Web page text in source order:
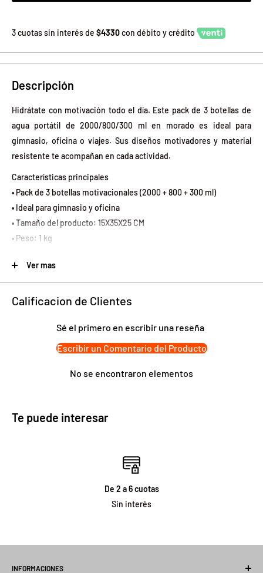
3 cuotas sin interés de $4330con débito y crédito
Descripción
Hidrátate con motivación todo el día. Este pack de 3 botellas de
agua portátil de 2000/800/300 ml en morado es ideal para
gimnasio, oficina o viajes. Sus diseños motivadores y material
resistente te acompañan en cada actividad.
Características principales
• Pack de 3 botellas motivacionales (2000 + 800 + 300 ml)
• Ideal para gimnasio y oficina
• Tamaño del producto: 15X35X25 CM
• Peso: 1 kg
• Color: Púrpura
• Producto 100% recomendado
• Garantía: Legal de 6 meses
Ver mas
Calificacion de Clientes
Sé el primero en escribir una reseña
Escribir un Comentario del Producto
No se encontraron elementos
Te puede interesar
De 2 a 6 cuotas
Sin interés
INFORMACIONES